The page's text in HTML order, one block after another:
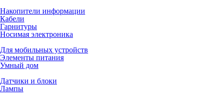
Накопители информации
Кабели
Гарнитуры
Носимая электроника
Для мобильных устройств
Элементы питания
Умный дом
Датчики и блоки
Лампы